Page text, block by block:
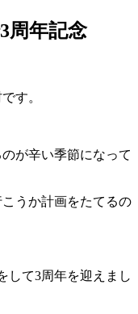
周年記念
す。
が辛い季節になって
うか計画をたてるの
して3周年を迎えまし